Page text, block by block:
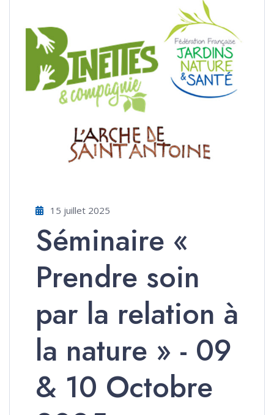
15 juillet 2025
Séminaire «
Prendre soin
par la relation à
la nature » - 09
& 10 Octobre